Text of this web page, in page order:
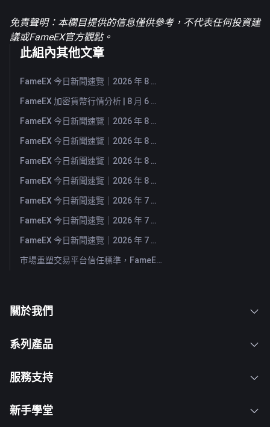
免責聲明：本欄目提供的信息僅供參考，不代表任何投資建
議或FameEX官方觀點。
此組內其他文章
FameEX 今日新聞速覽｜2026 年 8 月 7 日
FameEX 加密貨幣行情分析 | 8 月 6 日, 2026
FameEX 今日新聞速覽｜2026 年 8 月 6 日
FameEX 今日新聞速覽｜2026 年 8 月 5 日
FameEX 今日新聞速覽｜2026 年 8 月 4 日
FameEX 今日新聞速覽｜2026 年 8 月 3 日
FameEX 今日新聞速覽｜2026 年 7 月 31 日
FameEX 今日新聞速覽｜2026 年 7 月 30 日
FameEX 今日新聞速覽｜2026 年 7 月 29 日
市場重塑交易平台信任標準，FameEX 以八年穩健營運持續服務全球用戶
關於我們
系列產品
服務支持
新手學堂